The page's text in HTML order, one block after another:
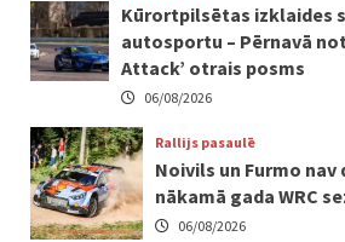
Kūrortpilsētas izklaides
autosportu – Pērnavā
Attack’ otrais posms
06/08/2026
Rallijs pasaulē
Noivils un Furmo nav
nākamā gada WRC
06/08/2026